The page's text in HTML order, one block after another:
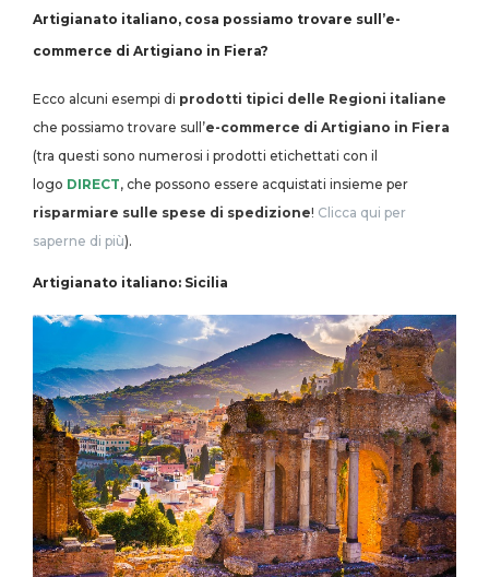
Artigianato italiano, cosa possiamo trovare sull’e-
commerce di Artigiano in Fiera?
Ecco alcuni esempi di prodotti tipici delle Regioni italiane
che possiamo trovare sull’e-commerce di Artigiano in Fiera
(tra questi sono numerosi i prodotti etichettati con il
logo DIRECT, che possono essere acquistati insieme per
risparmiare sulle spese di spedizione! Clicca qui per
saperne di più).
Artigianato italiano: Sicilia